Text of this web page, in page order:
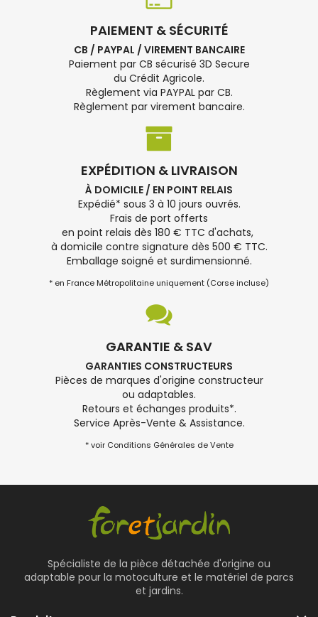
PAIEMENT & SÉCURITÉ
CB / PAYPAL / VIREMENT BANCAIRE
Paiement par CB sécurisé 3D Secure
du Crédit Agricole.
Règlement via PAYPAL par CB.
Règlement par virement bancaire.
EXPÉDITION & LIVRAISON
À DOMICILE / EN POINT RELAIS
Expédié* sous 3 à 10 jours ouvrés.
Frais de port offerts
en point relais dès 180 € TTC d'achats,
à domicile contre signature dès 500 € TTC.
Emballage soigné et surdimensionné.
* en France Métropolitaine uniquement (Corse incluse)
GARANTIE & SAV
GARANTIES CONSTRUCTEURS
Pièces de marques d'origine constructeur
ou adaptables.
Retours et échanges produits*.
Service Après-Vente & Assistance.
* voir Conditions Générales de Vente
Spécialiste de la pièce détachée d'origine ou
adaptable pour la motoculture et le matériel de parcs
et jardins.